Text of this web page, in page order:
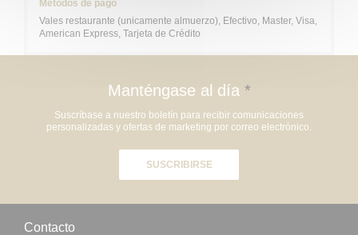
Métodos de pago
Vales restaurante (unicamente almuerzo), Efectivo, Master, Visa,
American Express, Tarjeta de Crédito
Manténgase al día *
Suscríbase a nuestro boletín para recibir comunicaciones
personalizadas y ofertas de marketing por correo electrónico.
SUSCRIBIRSE
Contacto